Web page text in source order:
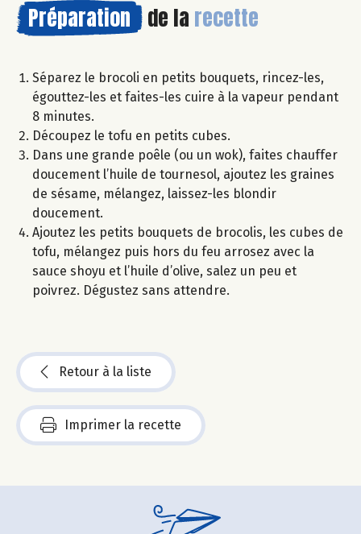
Préparation de la recette
Séparez le brocoli en petits bouquets, rincez-les,
égouttez-les et faites-les cuire à la vapeur pendant
8 minutes.
Découpez le tofu en petits cubes.
Dans une grande poêle (ou un wok), faites chauffer
doucement l’huile de tournesol, ajoutez les graines
de sésame, mélangez, laissez-les blondir
doucement.
Ajoutez les petits bouquets de brocolis, les cubes de
tofu, mélangez puis hors du feu arrosez avec la
sauce shoyu et l’huile d’olive, salez un peu et
poivrez. Dégustez sans attendre.
Retour à la liste
Imprimer la recette